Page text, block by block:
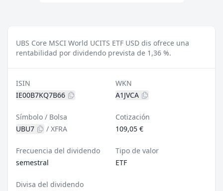
UBS Core MSCI World UCITS ETF USD dis ofrece una
rentabilidad por dividendo prevista de 1,36 %.
ISIN
IE00B7KQ7B66
WKN
A1JVCA
Símbolo / Bolsa
UBU7
/ XFRA
Cotización
109,05 €
Frecuencia del dividendo
semestral
Tipo de valor
ETF
Divisa del dividendo